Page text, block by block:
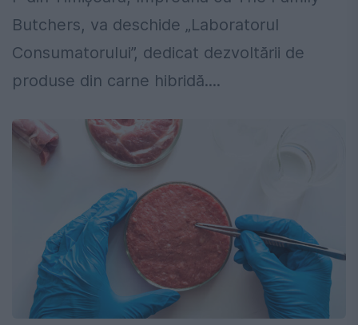
Butchers, va deschide „Laboratorul
Consumatorului”, dedicat dezvoltării de
produse din carne hibridă....